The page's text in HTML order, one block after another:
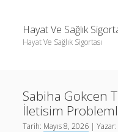
Hayat Ve Sağlık
Hayat Ve Sağlık Sigortası
Sabiha Gokcen
İletisim
Tarih: Mayıs 8, 2026 |